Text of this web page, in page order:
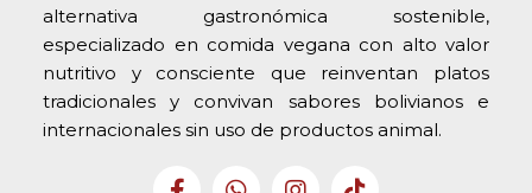
alternativa gastronómica sostenible,
especializado en comida vegana con alto valor
nutritivo y consciente que reinventan platos
tradicionales y convivan sabores bolivianos e
internacionales sin uso de productos animal.